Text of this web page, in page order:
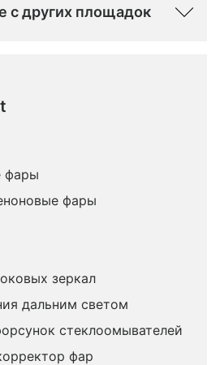
с других площадок
фары
фары
зеркал
дальним светом
стеклоомывателей
фар